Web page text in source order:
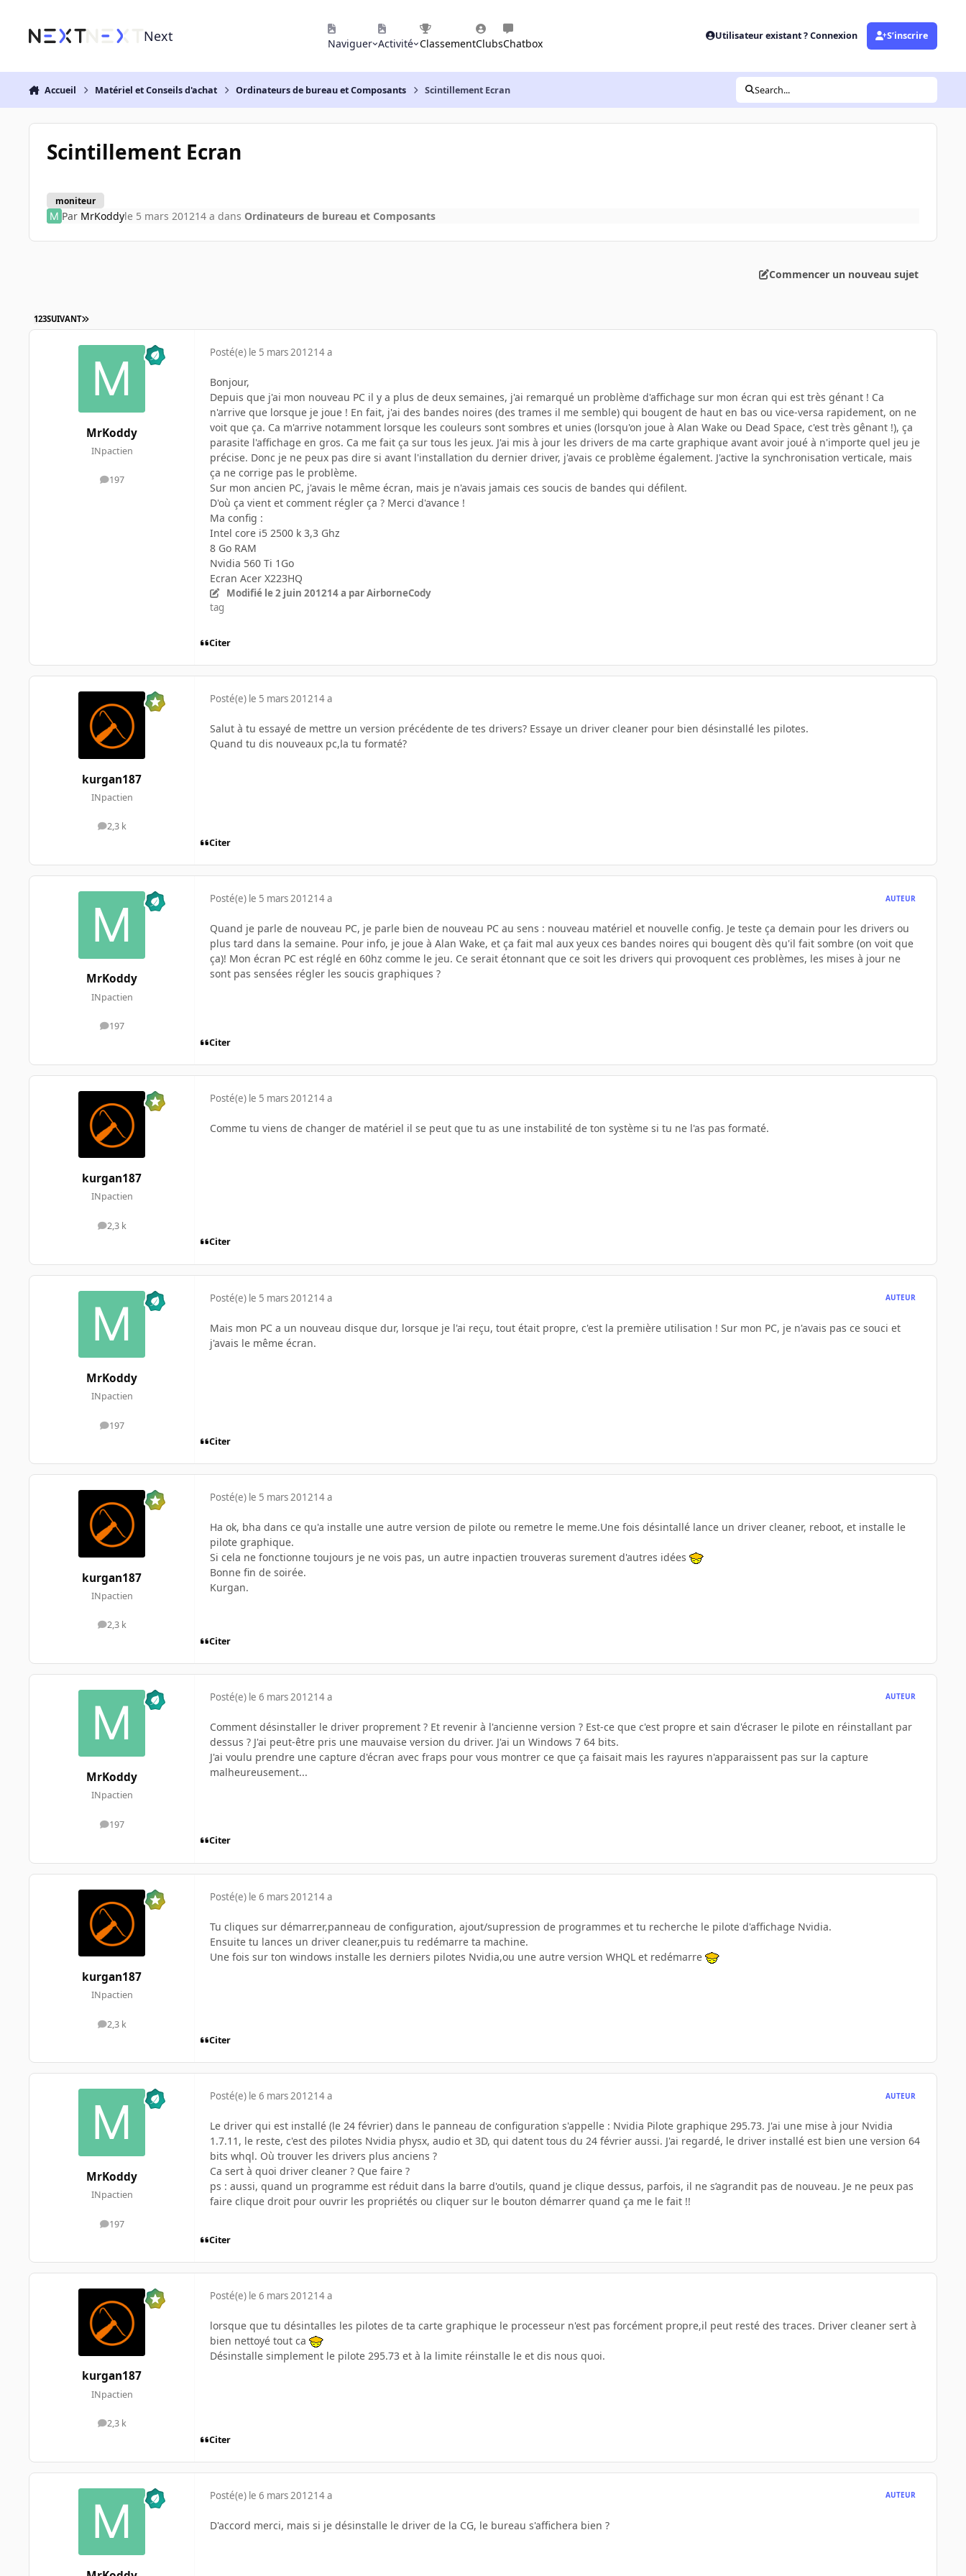
Next Naviguer Activité ClassementClubsChatbox
Utilisateur existant ? Connexion S’inscrire
Accueil Matériel et Conseils d'achat Ordinateurs de bureau et Composants Scintillement Ecran Search...
Scintillement Ecran
moniteur
Par MrKoddyle 5 mars 201214 a dans Ordinateurs de bureau et Composants
Commencer un nouveau sujet
123SUIVANT
MrKoddy
INpactien
197
messages
Posté(e) le 5 mars 201214 a
Bonjour,
Depuis que j'ai mon nouveau PC il y a plus de deux semaines, j'ai remarqué un problème d'affichage sur mon écran qui est très génant ! Ca
n'arrive que lorsque je joue ! En fait, j'ai des bandes noires (des trames il me semble) qui bougent de haut en bas ou vice-versa rapidement, on ne
voit que ça. Ca m'arrive notamment lorsque les couleurs sont sombres et unies (lorsqu'on joue à Alan Wake ou Dead Space, c'est très gênant !), ça
parasite l'affichage en gros. Ca me fait ça sur tous les jeux. J'ai mis à jour les drivers de ma carte graphique avant avoir joué à n'importe quel jeu je
précise. Donc je ne peux pas dire si avant l'installation du dernier driver, j'avais ce problème également. J'active la synchronisation verticale, mais
ça ne corrige pas le problème.
Sur mon ancien PC, j'avais le même écran, mais je n'avais jamais ces soucis de bandes qui défilent.
D'où ça vient et comment régler ça ? Merci d'avance !
Ma config :
Intel core i5 2500 k 3,3 Ghz
8 Go RAM
Nvidia 560 Ti 1Go
Ecran Acer X223HQ
Modifié le 2 juin 201214 a par AirborneCody
tag
Citer
kurgan187
INpactien
2,3 k
messages
Posté(e) le 5 mars 201214 a
Salut à tu essayé de mettre un version précédente de tes drivers? Essaye un driver cleaner pour bien désinstallé les pilotes.
Quand tu dis nouveaux pc,la tu formaté?
Citer
MrKoddy
INpactien
197
messages
Posté(e) le 5 mars 201214 a AUTEUR
Quand je parle de nouveau PC, je parle bien de nouveau PC au sens : nouveau matériel et nouvelle config. Je teste ça demain pour les drivers ou
plus tard dans la semaine. Pour info, je joue à Alan Wake, et ça fait mal aux yeux ces bandes noires qui bougent dès qu'il fait sombre (on voit que
ça)! Mon écran PC est réglé en 60hz comme le jeu. Ce serait étonnant que ce soit les drivers qui provoquent ces problèmes, les mises à jour ne
sont pas sensées régler les soucis graphiques ?
Citer
kurgan187
INpactien
2,3 k
messages
Posté(e) le 5 mars 201214 a
Comme tu viens de changer de matériel il se peut que tu as une instabilité de ton système si tu ne l'as pas formaté.
Citer
MrKoddy
INpactien
197
messages
Posté(e) le 5 mars 201214 a AUTEUR
Mais mon PC a un nouveau disque dur, lorsque je l'ai reçu, tout était propre, c'est la première utilisation ! Sur mon PC, je n'avais pas ce souci et
j'avais le même écran.
Citer
kurgan187
INpactien
2,3 k
messages
Posté(e) le 5 mars 201214 a
Ha ok, bha dans ce qu'a installe une autre version de pilote ou remetre le meme.Une fois désintallé lance un driver cleaner, reboot, et installe le
pilote graphique.
Si cela ne fonctionne toujours je ne vois pas, un autre inpactien trouveras surement d'autres idées
Bonne fin de soirée.
Kurgan.
Citer
MrKoddy
INpactien
197
messages
Posté(e) le 6 mars 201214 a AUTEUR
Comment désinstaller le driver proprement ? Et revenir à l'ancienne version ? Est-ce que c'est propre et sain d'écraser le pilote en réinstallant par
dessus ? J'ai peut-être pris une mauvaise version du driver. J'ai un Windows 7 64 bits.
J'ai voulu prendre une capture d'écran avec fraps pour vous montrer ce que ça faisait mais les rayures n'apparaissent pas sur la capture
malheureusement...
Citer
kurgan187
INpactien
2,3 k
messages
Posté(e) le 6 mars 201214 a
Tu cliques sur démarrer,panneau de configuration, ajout/supression de programmes et tu recherche le pilote d'affichage Nvidia.
Ensuite tu lances un driver cleaner,puis tu redémarre ta machine.
Une fois sur ton windows installe les derniers pilotes Nvidia,ou une autre version WHQL et redémarre
Citer
MrKoddy
INpactien
197
messages
Posté(e) le 6 mars 201214 a AUTEUR
Le driver qui est installé (le 24 février) dans le panneau de configuration s'appelle : Nvidia Pilote graphique 295.73. J'ai une mise à jour Nvidia
1.7.11, le reste, c'est des pilotes Nvidia physx, audio et 3D, qui datent tous du 24 février aussi. J'ai regardé, le driver installé est bien une version 64
bits whql. Où trouver les drivers plus anciens ?
Ca sert à quoi driver cleaner ? Que faire ?
ps : aussi, quand un programme est réduit dans la barre d'outils, quand je clique dessus, parfois, il ne s’agrandit pas de nouveau. Je ne peux pas
faire clique droit pour ouvrir les propriétés ou cliquer sur le bouton démarrer quand ça me le fait !!
Citer
kurgan187
INpactien
2,3 k
messages
Posté(e) le 6 mars 201214 a
lorsque que tu désintalles les pilotes de ta carte graphique le processeur n'est pas forcément propre,il peut resté des traces. Driver cleaner sert à
bien nettoyé tout ca
Désinstalle simplement le pilote 295.73 et à la limite réinstalle le et dis nous quoi.
Citer
Posté(e) le 6 mars 201214 a AUTEUR
D'accord merci, mais si je désinstalle le driver de la CG, le bureau s'affichera bien ?